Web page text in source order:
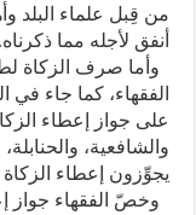
من قِبل علماء البلد
أنفق لأجله مما ذكرناه.
وأما صرف الزكاة
الفقهاء، كما جاء في
على جواز إعطاء
والشافعية،
يجوِّزون إعطاء
وخصّ الفقهاء جواز